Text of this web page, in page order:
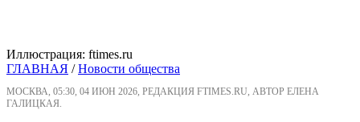
Иллюстрация: ftimes.ru
ГЛАВНАЯ /Новости общества
МОСКВА, 05:30, 04 ИЮН 2026, РЕДАКЦИЯ FTIMES.RU, АВТОР ЕЛЕНА
ГАЛИЦКАЯ.